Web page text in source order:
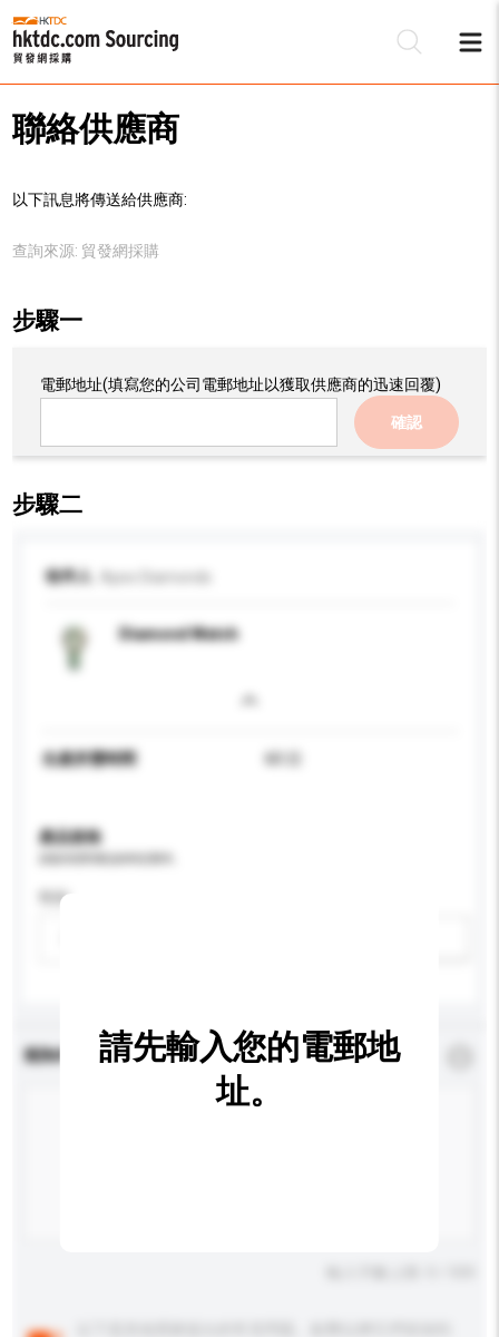
聯絡供應商
以下訊息將傳送給供應商:
查詢來源: 貿發網採購
步驟一
電郵地址(填寫您的公司電郵地址以獲取供應商的迅速回覆)
確認
步驟二
收件人
Diamond Watch
生產所需時間 60 日
產品規格
性别
查詢內容 *必須填寫
請先輸入您的電郵地
址。